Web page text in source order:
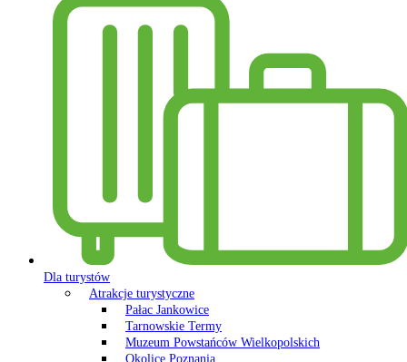
Dla turystów
Atrakcje turystyczne
Pałac Jankowice
Tarnowskie Termy
Muzeum Powstańców Wielkopolskich
Okolice Poznania